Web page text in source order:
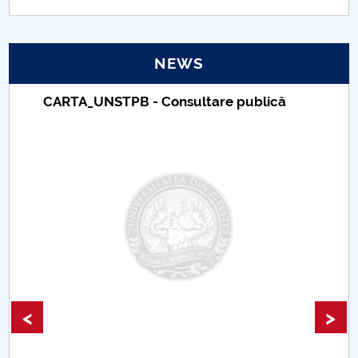
Proiect SU-ETIC
UPIT for the community
IOSUD/CSUD – PhD studies
Comisie de etica unversitară
Evenimente CUP
NEWS
CARTA_UNSTPB - Consultare publică
< >